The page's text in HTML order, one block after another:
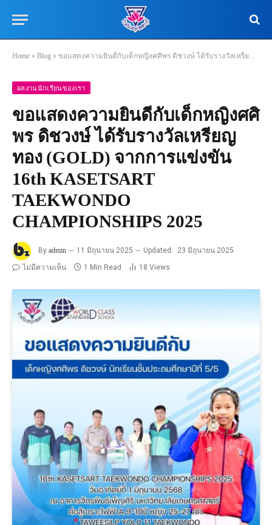
Home » Blog » ขอแสดงความยินดีกับเด็กหญิงศศิพร ดิชวงษ์ ได้รับรางวัลเหรียญทอง (GOLD) จากการแข่งขัน 16th KASETSART TAEKWONDO CHAMPIONSHIPS 2025
ผลงานนักเรียนของเรา
ขอแสดงความยินดีกับเด็กหญิงศศิ
พร ดิชวงษ์ ได้รับรางวัลเหรียญ
ทอง (GOLD) จากการแข่งขัน
16th KASETSART
TAEKWONDO
CHAMPIONSHIPS 2025
By admin 11 มิถุนายน 2025 Updated:
23 มิถุนายน 2025
ไม่มีความเห็น
1 Min Read 18 Views